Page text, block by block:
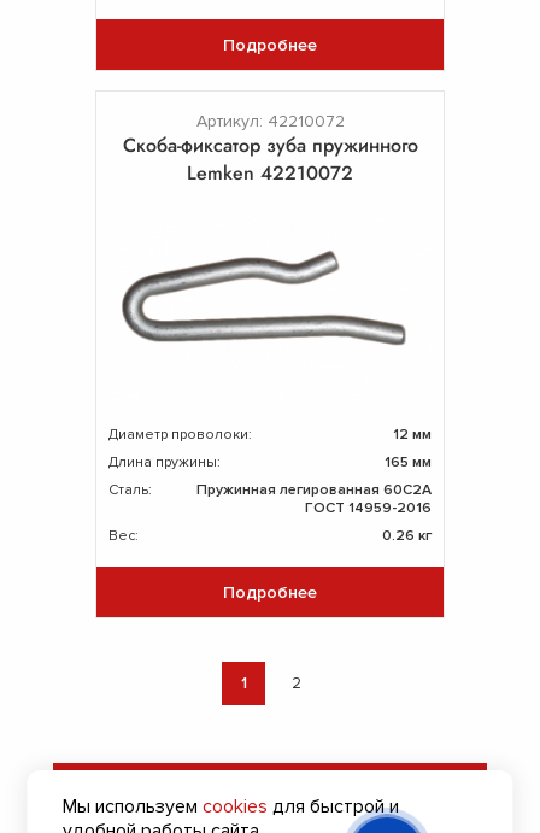
Подробнее
Артикул: 42210072
Скоба-фиксатор зуба пружинного
Lemken 42210072
Диаметр проволоки:
12 мм
Длина пружины:
165 мм
Сталь:
Пружинная легированная 60С2А
ГОСТ 14959-2016
Вес:
0.26 кг
Подробнее
1 2
на подбор пружин
Мы используемcookies для быстрой и